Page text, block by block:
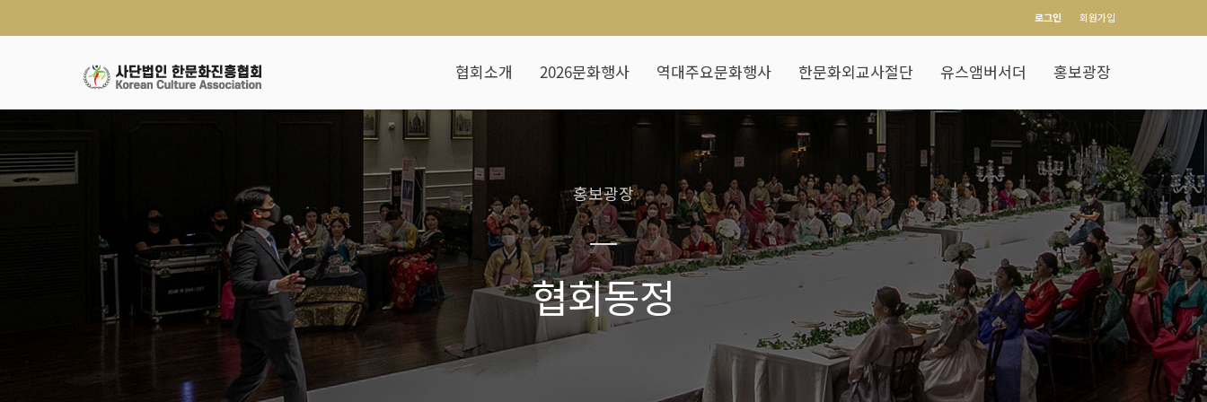
회원가입
로그인
협회소개 2026문화행사 역대주요문화행사 한문화외교사절단 유스앰버서더 홍보광장
홍보광장
협회동정